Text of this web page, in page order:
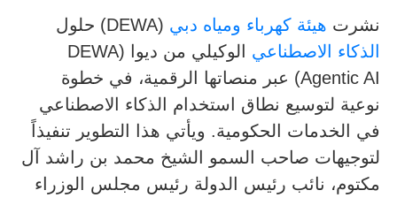
نشرت هيئة كهرباء ومياه دبي (DEWA) حلول
الذكاء الاصطناعي
الوكيلي من ديوا (DEWA
Agentic AI) عبر منصاتها الرقمية، في خطوة
نوعية لتوسيع نطاق استخدام الذكاء الاصطناعي
في الخدمات الحكومية. ويأتي هذا التطوير تنفيذاً
لتوجيهات صاحب السمو الشيخ محمد بن راشد آل
مكتوم، نائب رئيس الدولة رئيس مجلس الوزراء